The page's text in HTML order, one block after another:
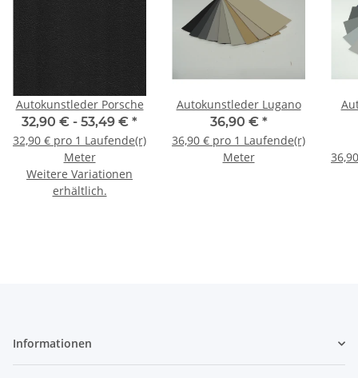
Autokunstleder Porsche
32,90 € - 53,49 € *
32,90 € pro 1 Laufende(r)
Meter
Weitere Variationen
erhältlich.
Autokunstleder Lugano
36,90 € *
36,90 € pro 1 Laufende(r)
Meter
Informationen